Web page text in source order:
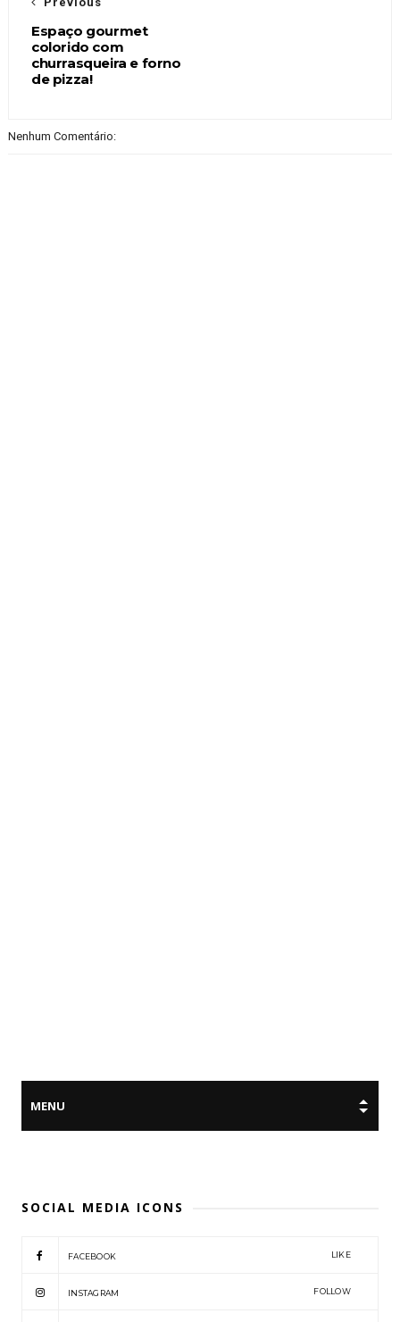
Espaço gourmet
colorido com
churrasqueira e forno
de pizza!
Nenhum Comentário:
SOCIAL MEDIA ICONS
FACEBOOK LIKE
INSTAGRAM FOLLOW